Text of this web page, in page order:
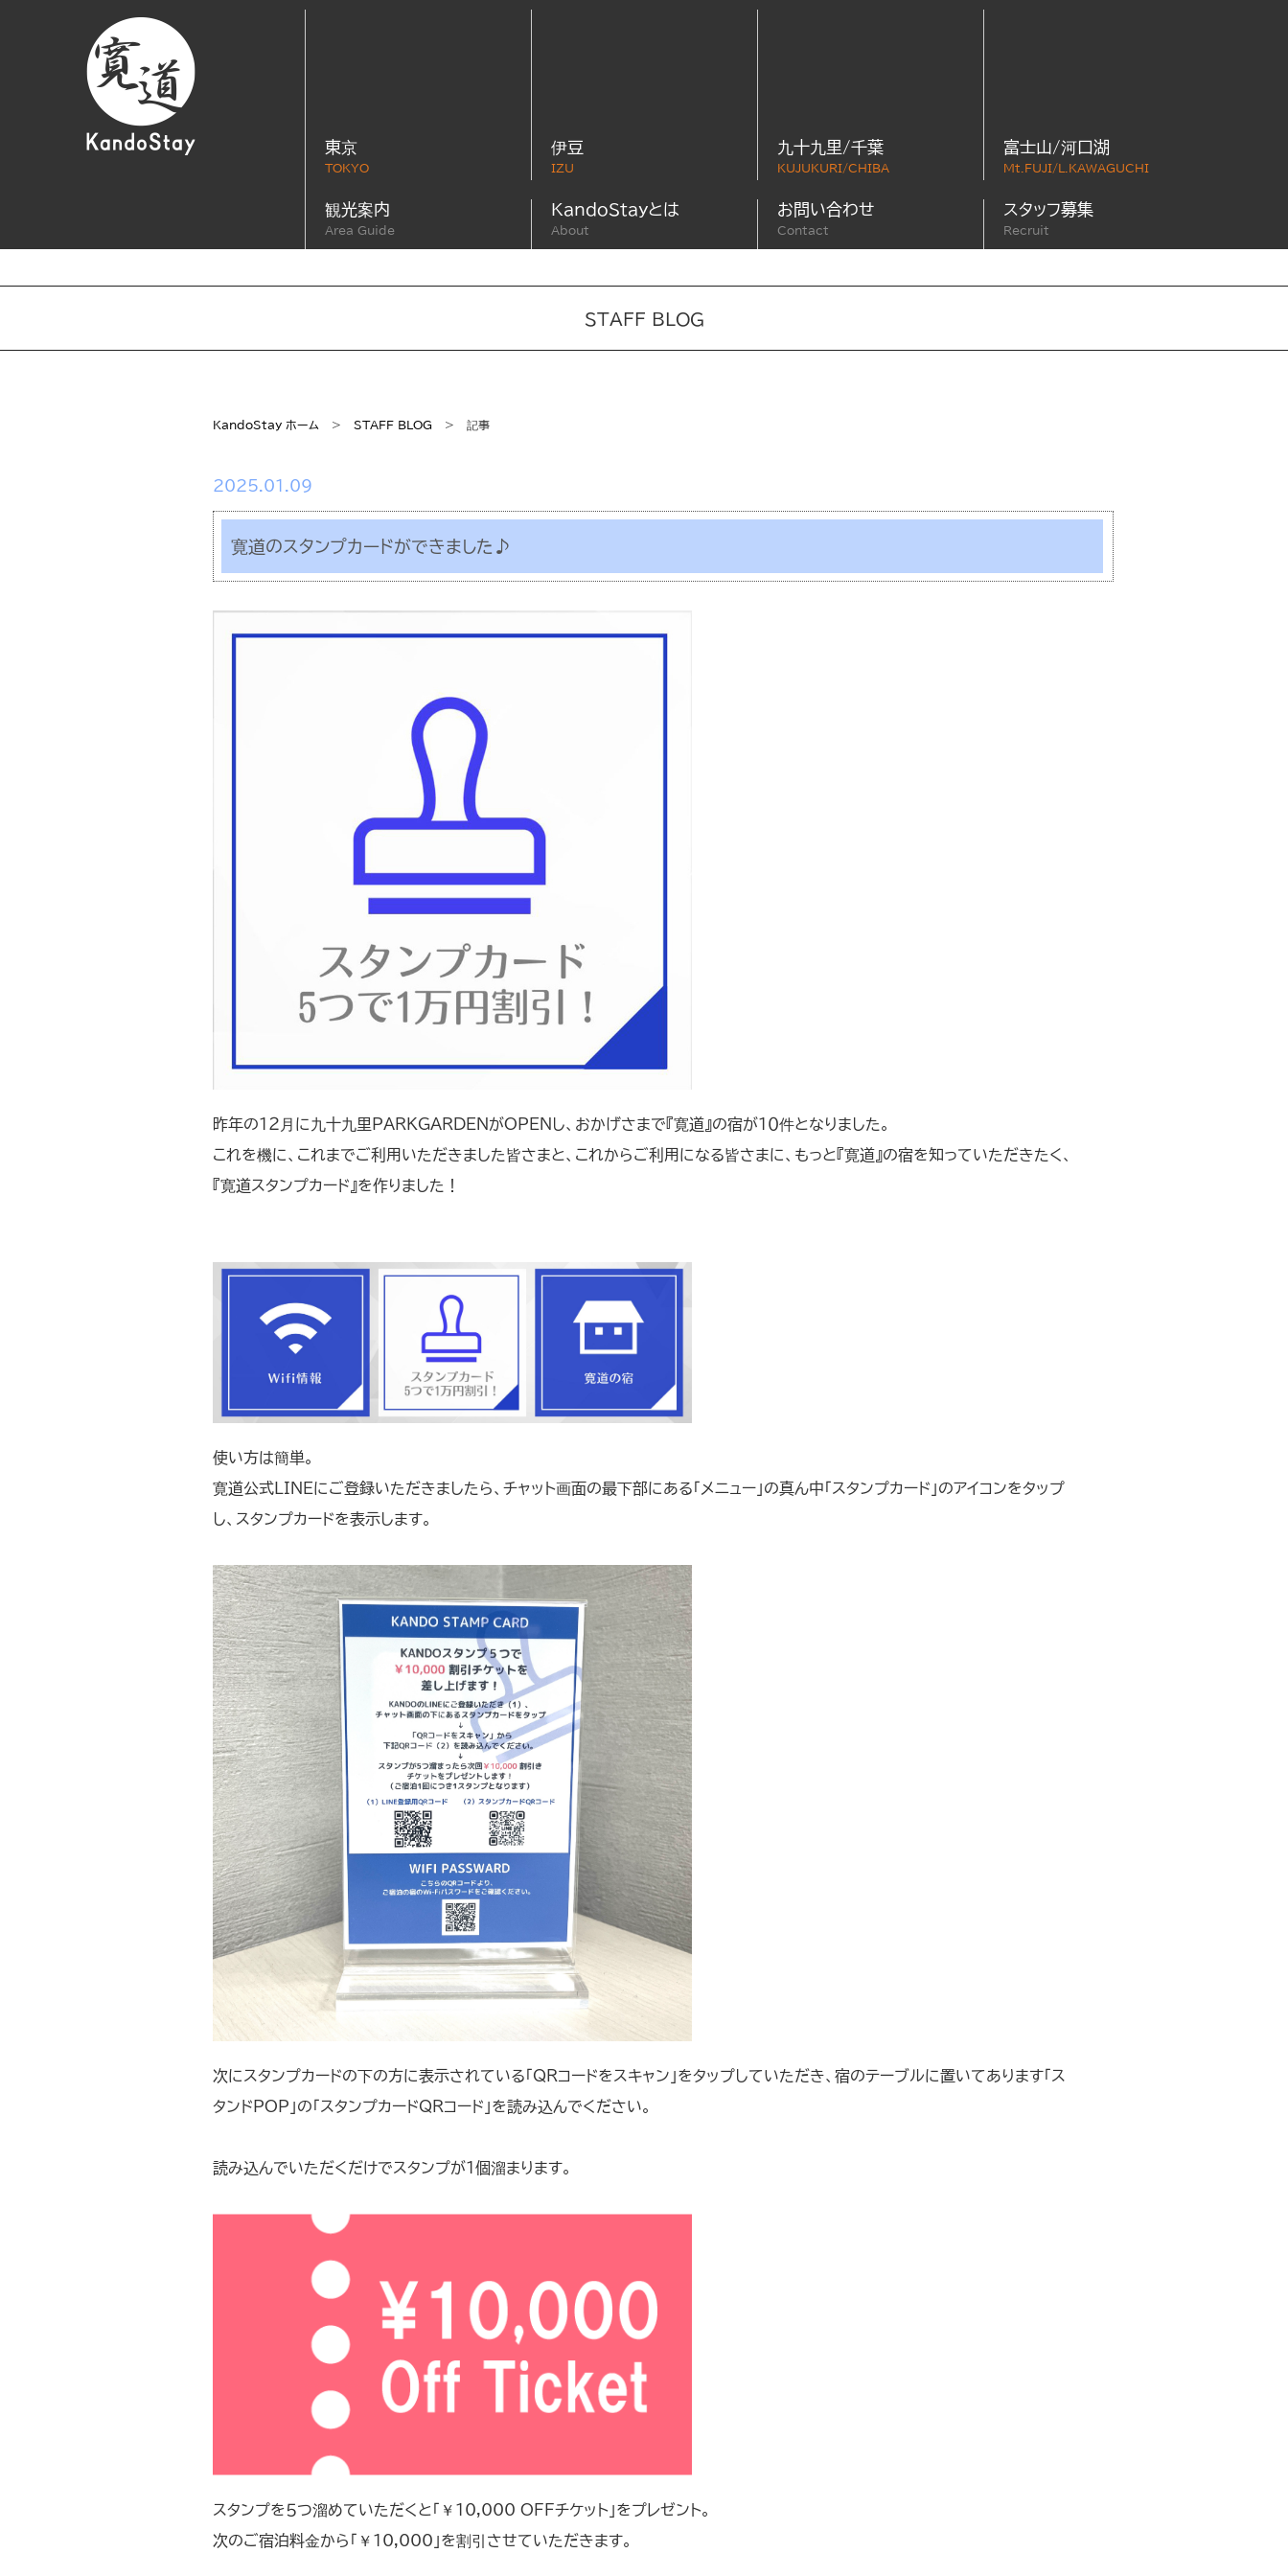
東京
TOKYO
伊豆
IZU
九十九里/千葉
KUJUKURI/CHIBA
富士山/河口湖
Mt.FUJI/L.KAWAGUCHI
観光案内
Area Guide
KandoStayとは
About
お問い合わせ
Contact
スタッフ募集
Recruit
STAFF BLOG
KandoStay ホーム ＞ STAFF BLOG ＞ 記事
2025.01.09
寛道のスタンプカードができました♪
昨年の１２月に九十九里PARKGARDENがOPENし、おかげさまで『寛道』の宿が１０件となりました。
これを機に、これまでご利用いただきました皆さまと、これからご利用になる皆さまに、もっと『寛道』の宿を知っていただきたく、
『寛道スタンプカード』を作りました！
使い方は簡単。
寛道公式LINEにご登録いただきましたら、チャット画面の最下部にある「メニュー」の真ん中「スタンプカード」のアイコンをタップ
し、スタンプカードを表示します。
次にスタンプカードの下の方に表示されている「QRコードをスキャン」をタップしていただき、宿のテーブルに置いてあります「ス
タンドPOP」の「スタンプカードQRコード」を読み込んでください。
読み込んでいただくだけでスタンプが１個溜まります。
スタンプを５つ溜めていただくと「￥10,000 OFFチケット」をプレゼント。
次のご宿泊料金から「￥10,000」を割引させていただきます。